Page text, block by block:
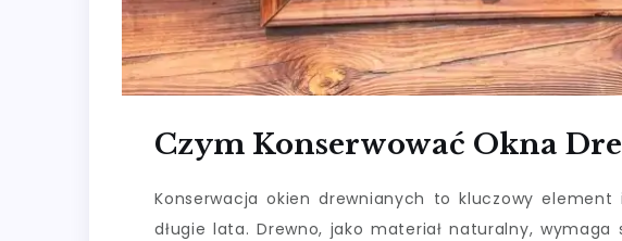
Czym Konserwować Okna
Konserwacja okien drewnianych to kluczowy
długie lata. Drewno, jako materiał naturalny,